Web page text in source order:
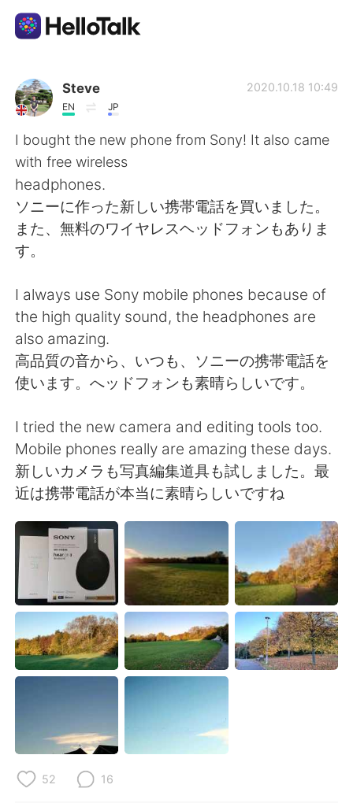
แอปแลกเปลี่ยนทางภาษา
AI Grammar Checker
ไทย
English 简体中文
العربية Français
Deutsch 日本語
Indonesia Italiano
Türkçe Tiếng Việt
Steve
EN JP
2020.10.18 10:49
I bought the new phone from Sony! It also came
with free wireless
headphones.
ソニーに作った新しい携帯電話を買いました。
また、無料のワイヤレスヘッドフォンもありま
す。
I always use Sony mobile phones because of
the high quality sound, the headphones are
also amazing.
高品質の音から、いつも、ソニーの携帯電話を
使います。へッドフォンも素晴らしいです。
I tried the new camera and editing tools too.
Mobile phones really are amazing these days.
新しいカメラも写真編集道具も試しました。最
近は携帯電話が本当に素晴らしいですね
52 16